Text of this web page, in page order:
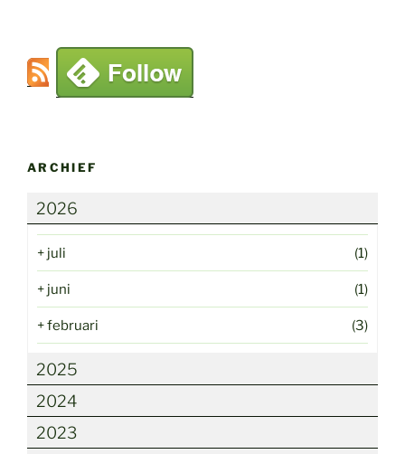
ARCHIEF
2026
+ juli (1)
+ juni (1)
+februari (3)
2025
2024
2023